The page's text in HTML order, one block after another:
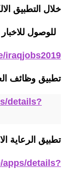
خلال التطبيق
للوصول
iraqjobs2019
تطبيق وظائف
details?
تطبيق الرعاية
details?